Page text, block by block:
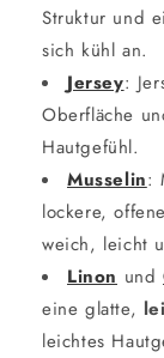
Struktur und
sich kühl an.
Jersey:
Oberfläche
Hautgefühl.
Musselin:
lockere,
weich, leicht
Linon und
eine glatte,
leichtes